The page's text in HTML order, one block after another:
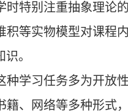
特别注重抽象理论
等实物模型对课程
。
学习任务多为开放
籍、网络等多种形式